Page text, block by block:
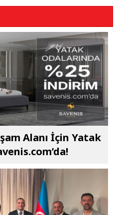
Alanı İçin Yatak